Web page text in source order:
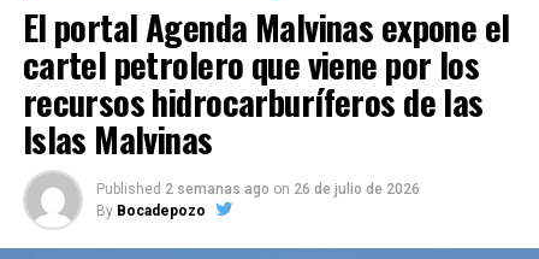
El portal Agenda Malvinas expone el
cartel petrolero que viene por los
recursos hidrocarburíferos de las
Islas Malvinas
Published 2 semanas ago on 26 de julio de 2026
By Bocadepozo